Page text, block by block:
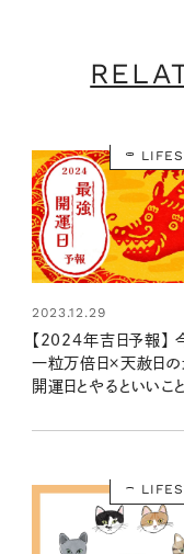
2023.12.29
【2024年吉日予報】
一粒万倍日×天赦日
開運日とやるといいこ